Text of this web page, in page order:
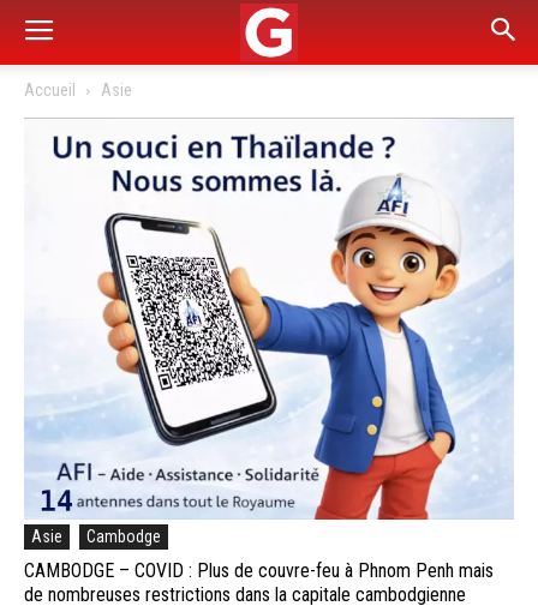
Accueil Asie
Asie Cambodge
CAMBODGE – COVID : Plus de couvre-feu à Phnom Penh mais
de nombreuses restrictions dans la capitale cambodgienne